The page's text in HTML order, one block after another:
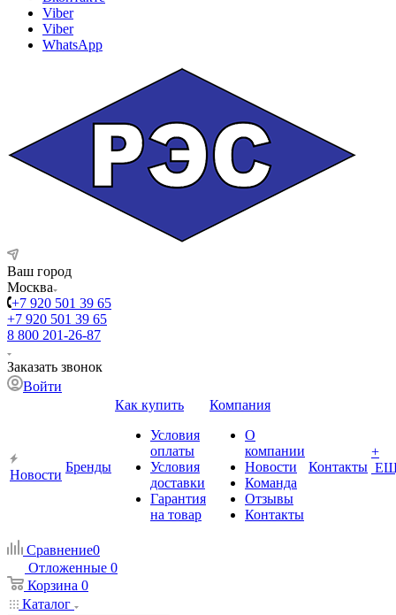
Viber
Viber
WhatsApp
Ваш город
Москва
+7 920 501 39 65
+7 920 501 39 65
8 800 201-26-87
Заказать звонок
Войти
Новости
Бренды
Как купить
Условия
оплаты
Условия
доставки
Гарантия
на товар
Компания
О
компании
Новости
Команда
Отзывы
Контакты
Контакты
+
Сравнение0
Отложенные 0
Корзина 0
Каталог